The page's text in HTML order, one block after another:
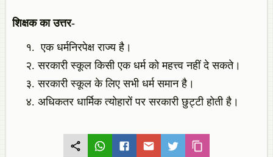
शिक्षक का उत्तर-
एक धर्मनिरपेक्ष राज्य है।
सरकारी स्कूल किसी एक धर्म को महत्त्व नहीं दे सकते।
सरकारी स्कूल के लिए सभी धर्म समान है।
अधिकतर धार्मिक त्योहारों पर सरकारी छुट्टी होती है।